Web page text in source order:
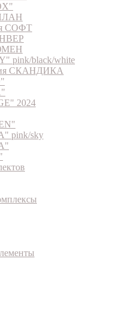
СОФТ
pink/black/white
СКАНДИКА
2024
pink/sky